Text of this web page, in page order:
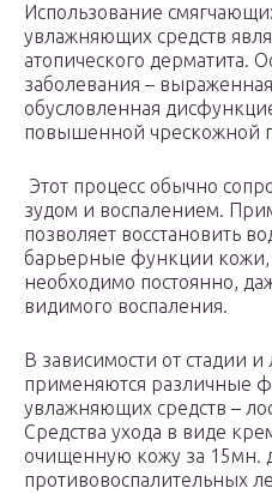
Использование
увлажняющих средств
атопического дерматита.
заболевания –
обусловленная
повышенной чрескожной
Этот процесс обычно
зудом и воспалением.
позволяет восстановить
барьерные функции кожи,
необходимо постоянно,
видимого воспаления.
В зависимости от стадии
применяются различные
увлажняющих средств –
Средства ухода в виде
очищенную кожу за 15мн.
противовоспалительных